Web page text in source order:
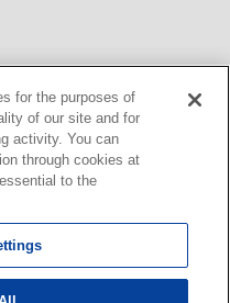
WEBサイト・システム向け地
ット MapFan DB 住所確認
告 Geo-Research
for the purposes of
of our site and for
activity. You can
through cookies at
to the